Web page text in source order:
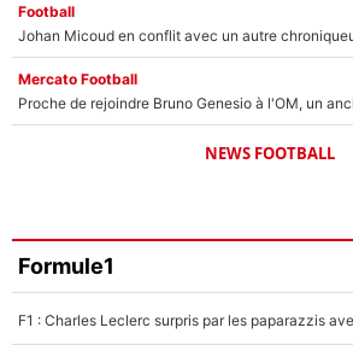
Football
Mercato Football
NEWS FOOTBALL
Formule1